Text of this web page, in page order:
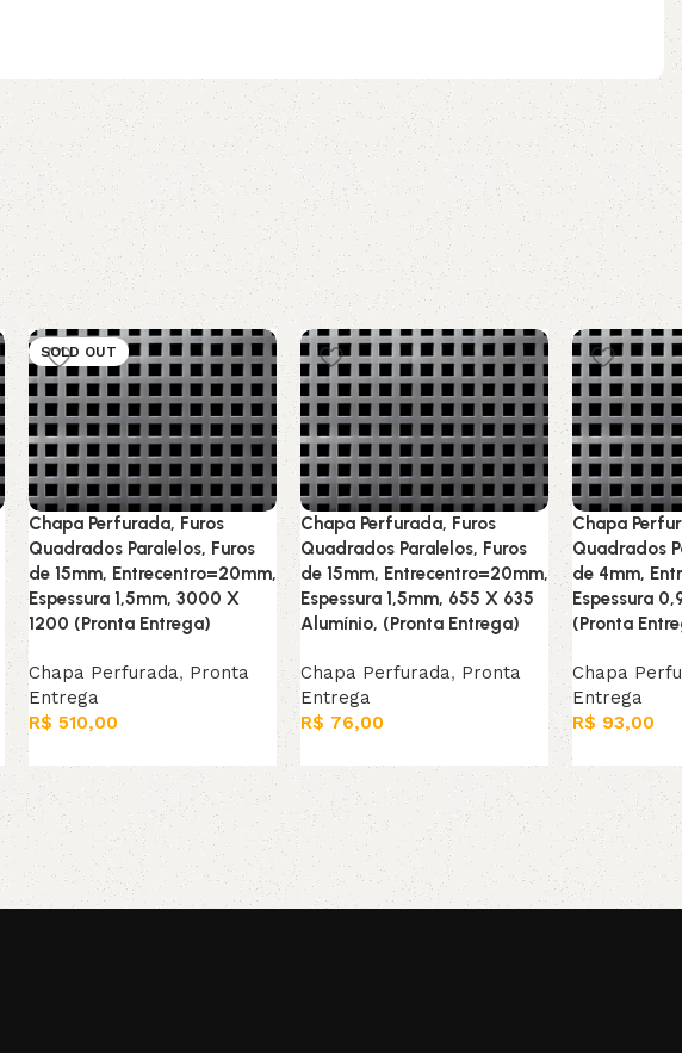
SOLD OUT
Chapa Perfurada, Furos
Quadrados Paralelos, Furos
de 15mm, Entrecentro=20mm,
Espessura 1,5mm, 3000 X
1200 (Pronta Entrega)
Chapa Perfurada, Pronta
Entrega
R$ 510,00
Chapa Perfurada, Furos
Quadrados Paralelos, Furos
de 15mm, Entrecentro=20mm,
Espessura 1,5mm, 655 X 635
Alumínio, (Pronta Entrega)
Chapa Perfurada, Pronta
Entrega
R$ 76,00
Chapa
Quadrados
de 4mm,
Espessura
(Pronta
Chapa
Entrega
R$ 93,00